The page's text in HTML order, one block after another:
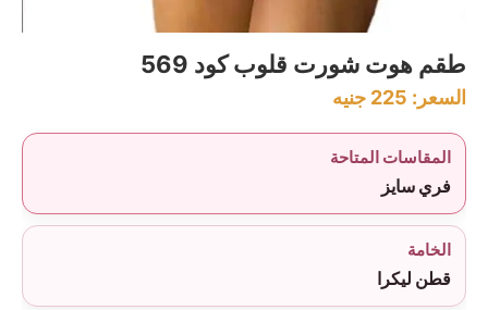
طقم هوت شورت قلوب كود 569
السعر: 225 جنيه
المقاسات المتاحة
فري سايز
الخامة
قطن ليكرا